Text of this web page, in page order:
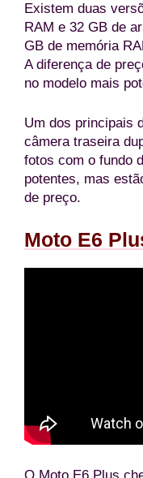
Existem duas
RAM e 32 GB de
GB de memória
A diferença de
no modelo mais
Um dos principais
câmera traseira
fotos com o fundo
potentes, mas
de preço.
Moto E6